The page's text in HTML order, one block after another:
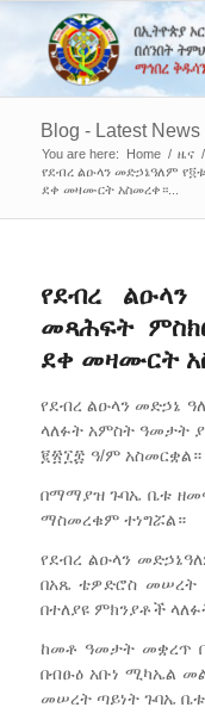
Blog - Latest News
You are here: Home / ዜና /
የደብረ ልዑላን መድኃኔዓለም
ደቀ መዛሙርት አስመረቀ።...
የደብረ
መጻሕፍት
ደቀ መዛሙርት
የደብረ ልዑላን መድኃኔ
ላለፉት አምስት ዓመታት
፪፳፲፰ ዓ/ም አስመርቋል።
በማማያዝ ጉባኤ ቤቱ
ማስመረቁም ተነግሯል።
የደብረ ልዑላን
በአጼ ቴዎድሮስ መሠረት
በተለያዩ ምክንያቶች
ከመቶ ዓመታት መቋረጥ
በብፁዕ አቡነ ሚካኤል
መሠረት ጣይነት ጉባኤ